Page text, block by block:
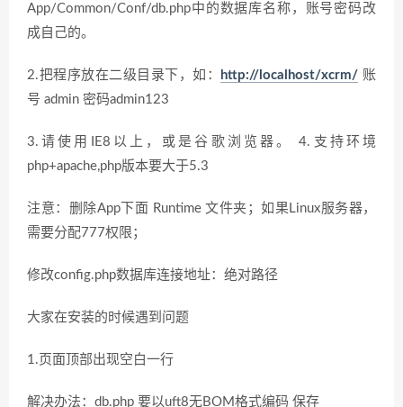
App/Common/Conf/db.php中的数据库名称，账号密码改
成自己的。
2.把程序放在二级目录下，如： http://localhost/xcrm/ 账
号 admin 密码admin123
3.请使用IE8以上，或是谷歌浏览器。 4.支持环境
php+apache,php版本要大于5.3
注意：删除App下面 Runtime 文件夹；如果Linux服务器，
需要分配777权限；
修改config.php数据库连接地址：绝对路径
大家在安装的时候遇到问题
1.页面顶部出现空白一行
解决办法：db.php 要以uft8无BOM格式编码 保存